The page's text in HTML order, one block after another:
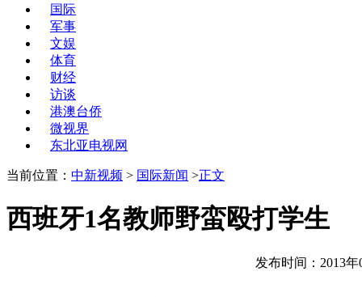
国际
军事
文娱
体育
财经
访谈
港澳台侨
微视界
东北亚电视网
当前位置： 中新视频 > 国际新闻 >正文
西班牙1名教师野蛮殴打学生
发布时间：2013年